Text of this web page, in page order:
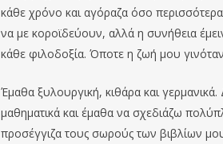
κάθε χρόνο και αγόραζα όσο
να με κοροϊδεύουν, αλλά η συνήθεια
κάθε φιλοδοξία. Όποτε η ζωή μου
Έμαθα ξυλουργική, κιθάρα και
μαθηματικά και έμαθα να σχεδιάζω
προσέγγιζα τους σωρούς των βιβλίων